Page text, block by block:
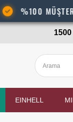
%100 MÜŞTERİ
EINHELL